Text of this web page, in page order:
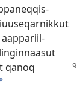
aap­pariil­
qanoq
*